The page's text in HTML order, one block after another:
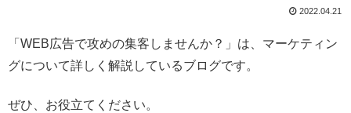
2022.04.21
「WEB広告で攻めの集客しませんか？」は、マーケティン
グについて詳しく解説しているブログです。
ぜひ、お役立てください。